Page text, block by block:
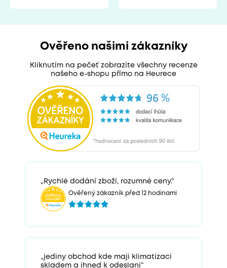
Ověřeno našimi zákazníky
Kliknutím na pečeť zobrazíte všechny recenze
našeho e-shopu přímo na Heurece
„Rychlé dodání zboží, rozumné ceny.“
Ověřený zákazník před 12 hodinami
„jediny obchod kde maji klimatizaci
skladem a ihned k odeslani“